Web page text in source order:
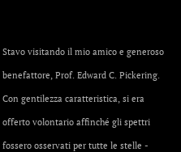
Stavo visitando il mio amico e generoso
benefattore, Prof. Edward C. Pickering.
Con gentilezza caratteristica, si era
offerto volontario affinché gli spettri
fossero osservati per tutte le stelle -